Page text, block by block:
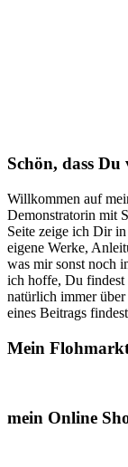
Schön, dass Du
Willkommen auf
Demonstratorin mit
Seite zeige ich Dir
eigene Werke,
was mir sonst noch
ich hoffe, Du findest
natürlich immer
eines Beitrags
Mein
mein Online